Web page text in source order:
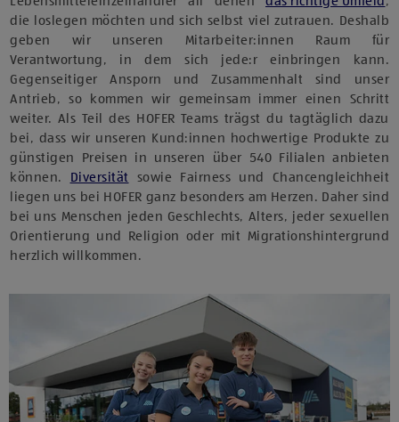
die loslegen möchten und sich selbst viel zutrauen. Deshalb
geben wir unseren Mitarbeiter:innen Raum für
Verantwortung, in dem sich jede:r einbringen kann.
Gegenseitiger Ansporn und Zusammenhalt sind unser
Antrieb, so kommen wir gemeinsam immer einen Schritt
weiter. Als Teil des HOFER Teams trägst du tagtäglich dazu
bei, dass wir unseren Kund:innen hochwertige Produkte zu
günstigen Preisen in unseren über 540 Filialen anbieten
können. Diversität sowie Fairness und Chancengleichheit
liegen uns bei HOFER ganz besonders am Herzen. Daher sind
bei uns Menschen jeden Geschlechts, Alters, jeder sexuellen
Orientierung und Religion oder mit Migrationshintergrund
herzlich willkommen.